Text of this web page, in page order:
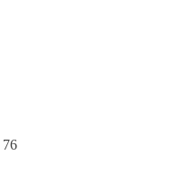
76